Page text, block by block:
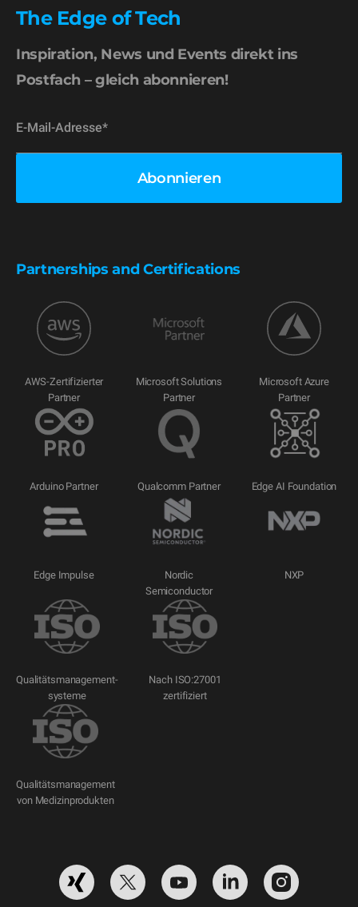
The Edge of Tech
Inspiration, News und Events direkt ins
Postfach – gleich abonnieren!
Partnerships and Certifications
AWS-Zertifizierter
Partner
Microsoft Solutions
Partner
Microsoft Azure
Partner
Arduino Partner Qualcomm Partner Edge AI Foundation
Edge Impulse
Nordic
Semiconductor
NXP
Qualitätsmanagement-
systeme
Nach ISO:27001
zertifiziert
Qualitätsmanagement
von Medizinprodukten